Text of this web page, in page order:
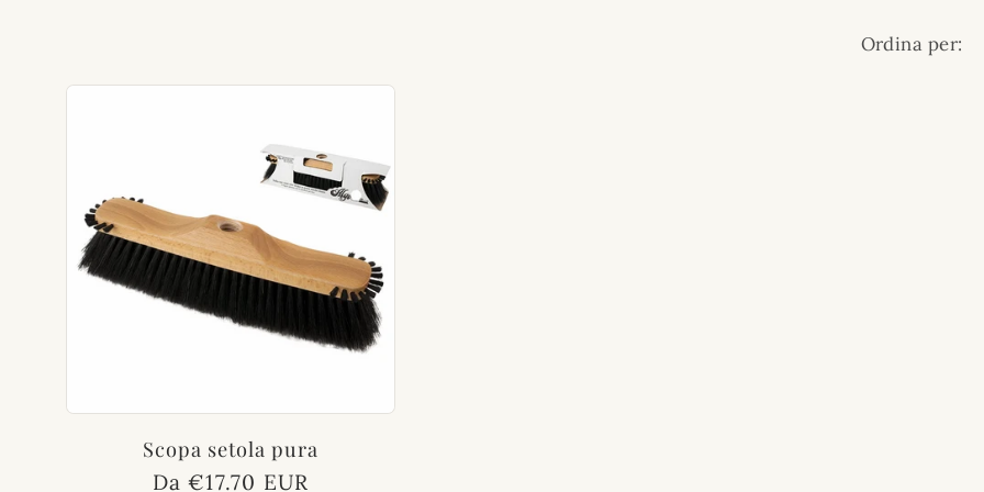
e
z
o
Ordina per:
Scopa setola pura
Prezzo
Da €17.70 EUR